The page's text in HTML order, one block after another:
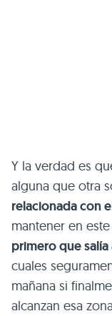
Y la verdad es
alguna que otra
relacionada con
mantener en
primero que
cuales
mañana si
alcanzan esa